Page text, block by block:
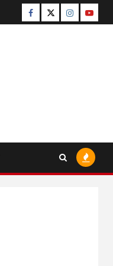
Facebook
TwitterInstagram